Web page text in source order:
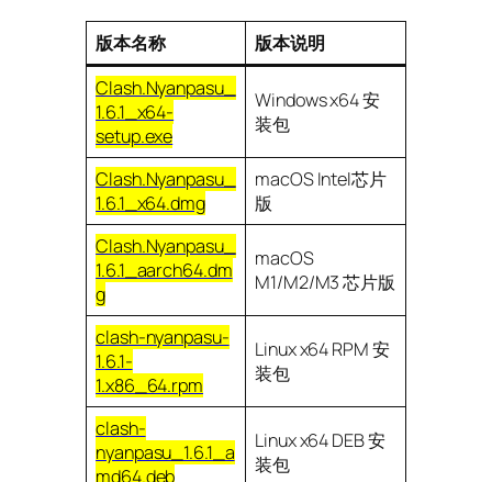
版本名称
版本说明
Clash.Nyanpasu_
1.6.1_x64-
setup.exe
Windows x64 安
装包
Clash.Nyanpasu_
1.6.1_x64.dmg
macOS Intel芯片
版
Clash.Nyanpasu_
1.6.1_aarch64.dm
g
macOS
M1/M2/M3 芯片版
clash-nyanpasu-
1.6.1-
1.x86_64.rpm
Linux x64 RPM 安
装包
clash-
nyanpasu_1.6.1_a
md64.deb
Linux x64 DEB 安
装包